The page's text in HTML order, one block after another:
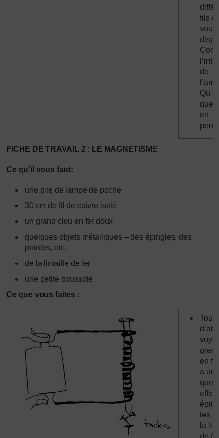
fils
vous
de
que
en
FICHE DE TRAVAIL 2 : LE MAGNETISME
Ce qu’il vous faut:
une pile de lampe de poche
30 cm de fil de cuivre isolé
un grand clou en fer doux
quelques objets métalliques – des épingles, des
pointes, etc.
de la limaille de fer
une petite boussole
Ce que vous faites :
Tout
en
a un
effet
les
la
de